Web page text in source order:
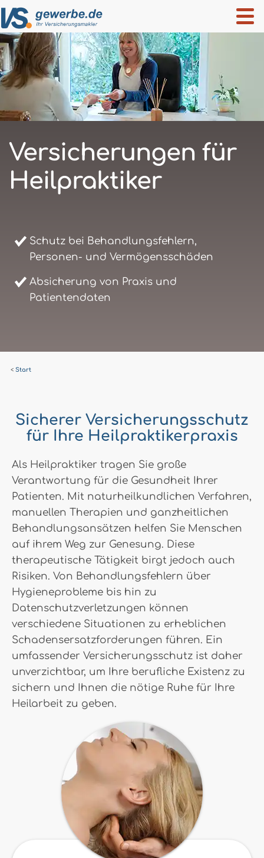
Versicherungen für
Heilpraktiker
Schutz bei Behandlungsfehlern,
Personen- und Vermögensschäden
Absicherung von Praxis und
Patientendaten
Start
Sicherer Versicherungsschutz
für Ihre Heilpraktikerpraxis
Als Heilpraktiker tragen Sie große
Verantwortung für die Gesundheit Ihrer
Patienten. Mit naturheilkundlichen Verfahren,
manuellen Therapien und ganzheitlichen
Behandlungsansätzen helfen Sie Menschen
auf ihrem Weg zur Genesung. Diese
therapeutische Tätigkeit birgt jedoch auch
Risiken. Von Behandlungsfehlern über
Hygieneprobleme bis hin zu
Datenschutzverletzungen können
verschiedene Situationen zu erheblichen
Schadensersatzforderungen führen. Ein
umfassender Versicherungsschutz ist daher
unverzichtbar, um Ihre berufliche Existenz zu
sichern und Ihnen die nötige Ruhe für Ihre
Heilarbeit zu geben.